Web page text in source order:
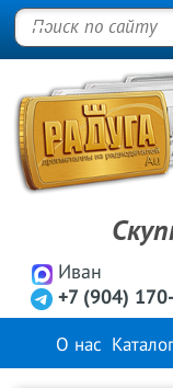
Иван
+7 (904)
О нас Каталог